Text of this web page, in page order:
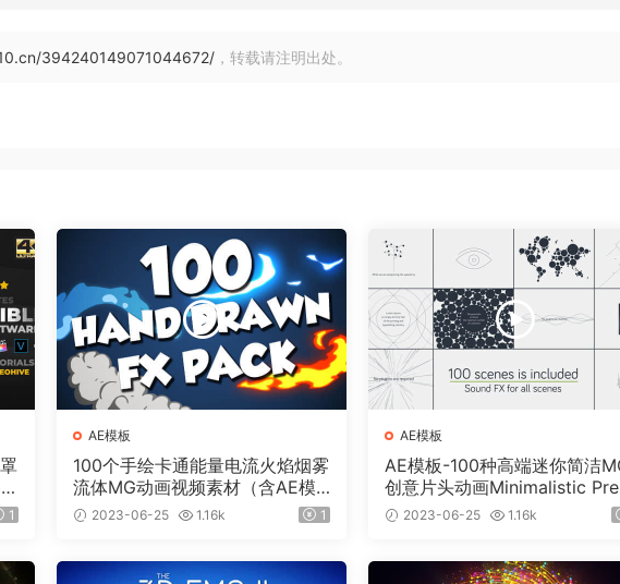
394240149071044672/ ，转载请注明出处。
1
AE模板
100个手绘卡通能量电流火焰烟雾
流体MG动画视频素材（含AE模
板工程）有透明通道
2023-06-25 1.16k 1
AE模板
AE模板-100种高端迷你简洁
创意片头动画Minimalistic
ntation Pack
2023-06-25 1.16k